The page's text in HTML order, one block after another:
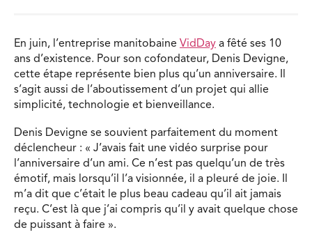
En juin, l’entreprise manitobaine VidDay a fêté ses 10
ans d’existence. Pour son cofondateur, Denis Devigne,
cette étape représente bien plus qu’un anniversaire. Il
s’agit aussi de l’aboutissement d’un projet qui allie
simplicité, technologie et bienveillance.
Denis Devigne se souvient parfaitement du moment
déclencheur : « J’avais fait une vidéo surprise pour
l’anniversaire d’un ami. Ce n’est pas quelqu’un de très
émotif, mais lorsqu’il l’a visionnée, il a pleuré de joie. Il
m’a dit que c’était le plus beau cadeau qu’il ait jamais
reçu. C’est là que j’ai compris qu’il y avait quelque chose
de puissant à faire ».